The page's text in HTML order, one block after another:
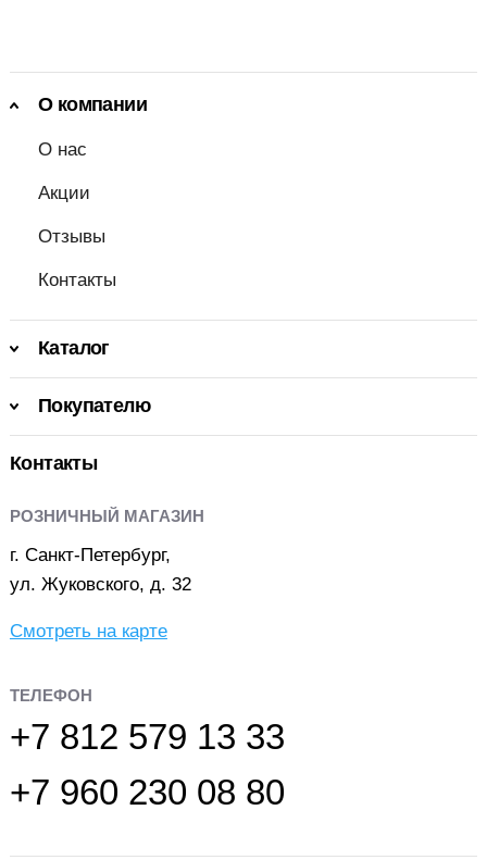
О компании
О нас
Акции
Отзывы
Контакты
Каталог
Покупателю
Контакты
РОЗНИЧНЫЙ МАГАЗИН
г. Санкт-Петербург,
ул. Жуковского, д. 32
Смотреть на карте
ТЕЛЕФОН
+7 812 579 13 33
+7 960 230 08 80